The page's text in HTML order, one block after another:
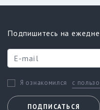
Подпишитесь на
Я ознакомился с
ПОДПИСАТЬСЯ